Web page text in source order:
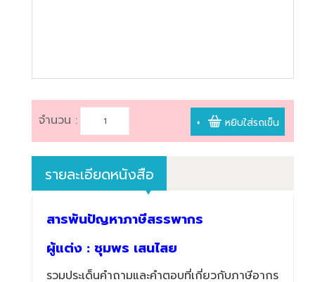
จำนวน : หยิบใส่รถเข็น
รายละเอียดหนังสือ
สารพันปัญหาภาษีสรรพากร
ผู้แต่ง : ชุมพร เสนไสย
รวมประเด็นคำถามและคำตอบที่เกี่ยวกับภาษีอากร